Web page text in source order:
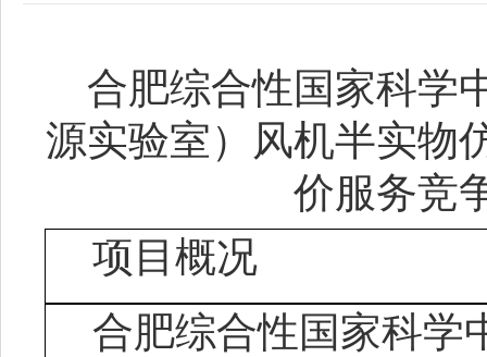
合肥综合性国家科学
源实验室）
风机半实物
价服务竞
项目概况
合肥综合性国家科学